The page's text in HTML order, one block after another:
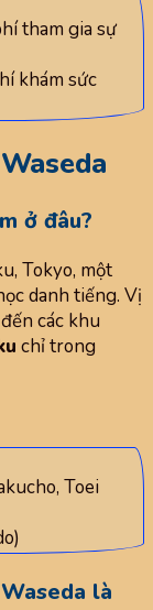
tham gia sự
khám sức
ở đâu?
Tokyo, một
danh tiếng. Vị
các khu
chỉ trong
Toei
là